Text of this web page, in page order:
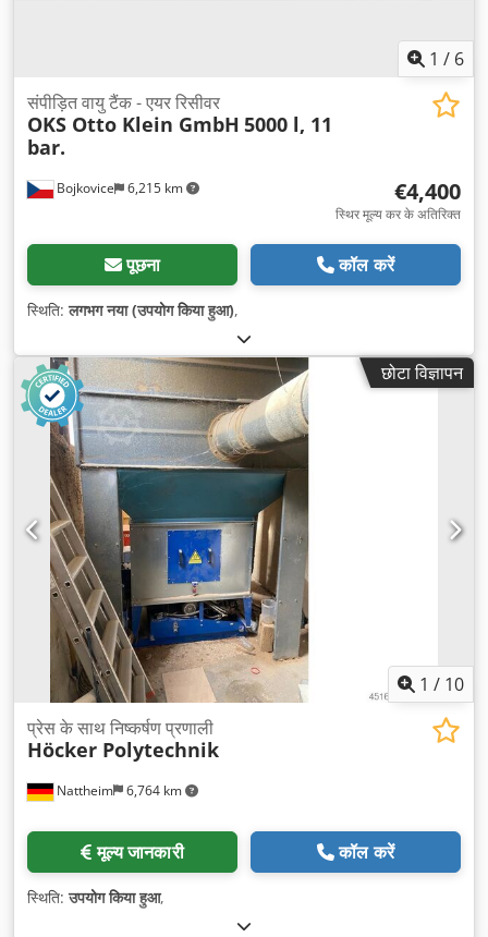
1 / 6
Bojkovice 6,215 km
संपीड़ित वायु टैंक - एयर रिसीवर
OKS Otto Klein GmbH 5000 l, 11
bar.
€4,400
स्थिर मूल्य कर के अतिरिक्त
पूछना कॉल करें
स्थिति:लगभग नया (उपयोग किया हुआ),
छोटा विज्ञापन
1 / 10
Nattheim 6,764 km
प्रेस के साथ निष्कर्षण प्रणाली
Höcker Polytechnik
मूल्य जानकारी कॉल करें
स्थिति:उपयोग किया हुआ,